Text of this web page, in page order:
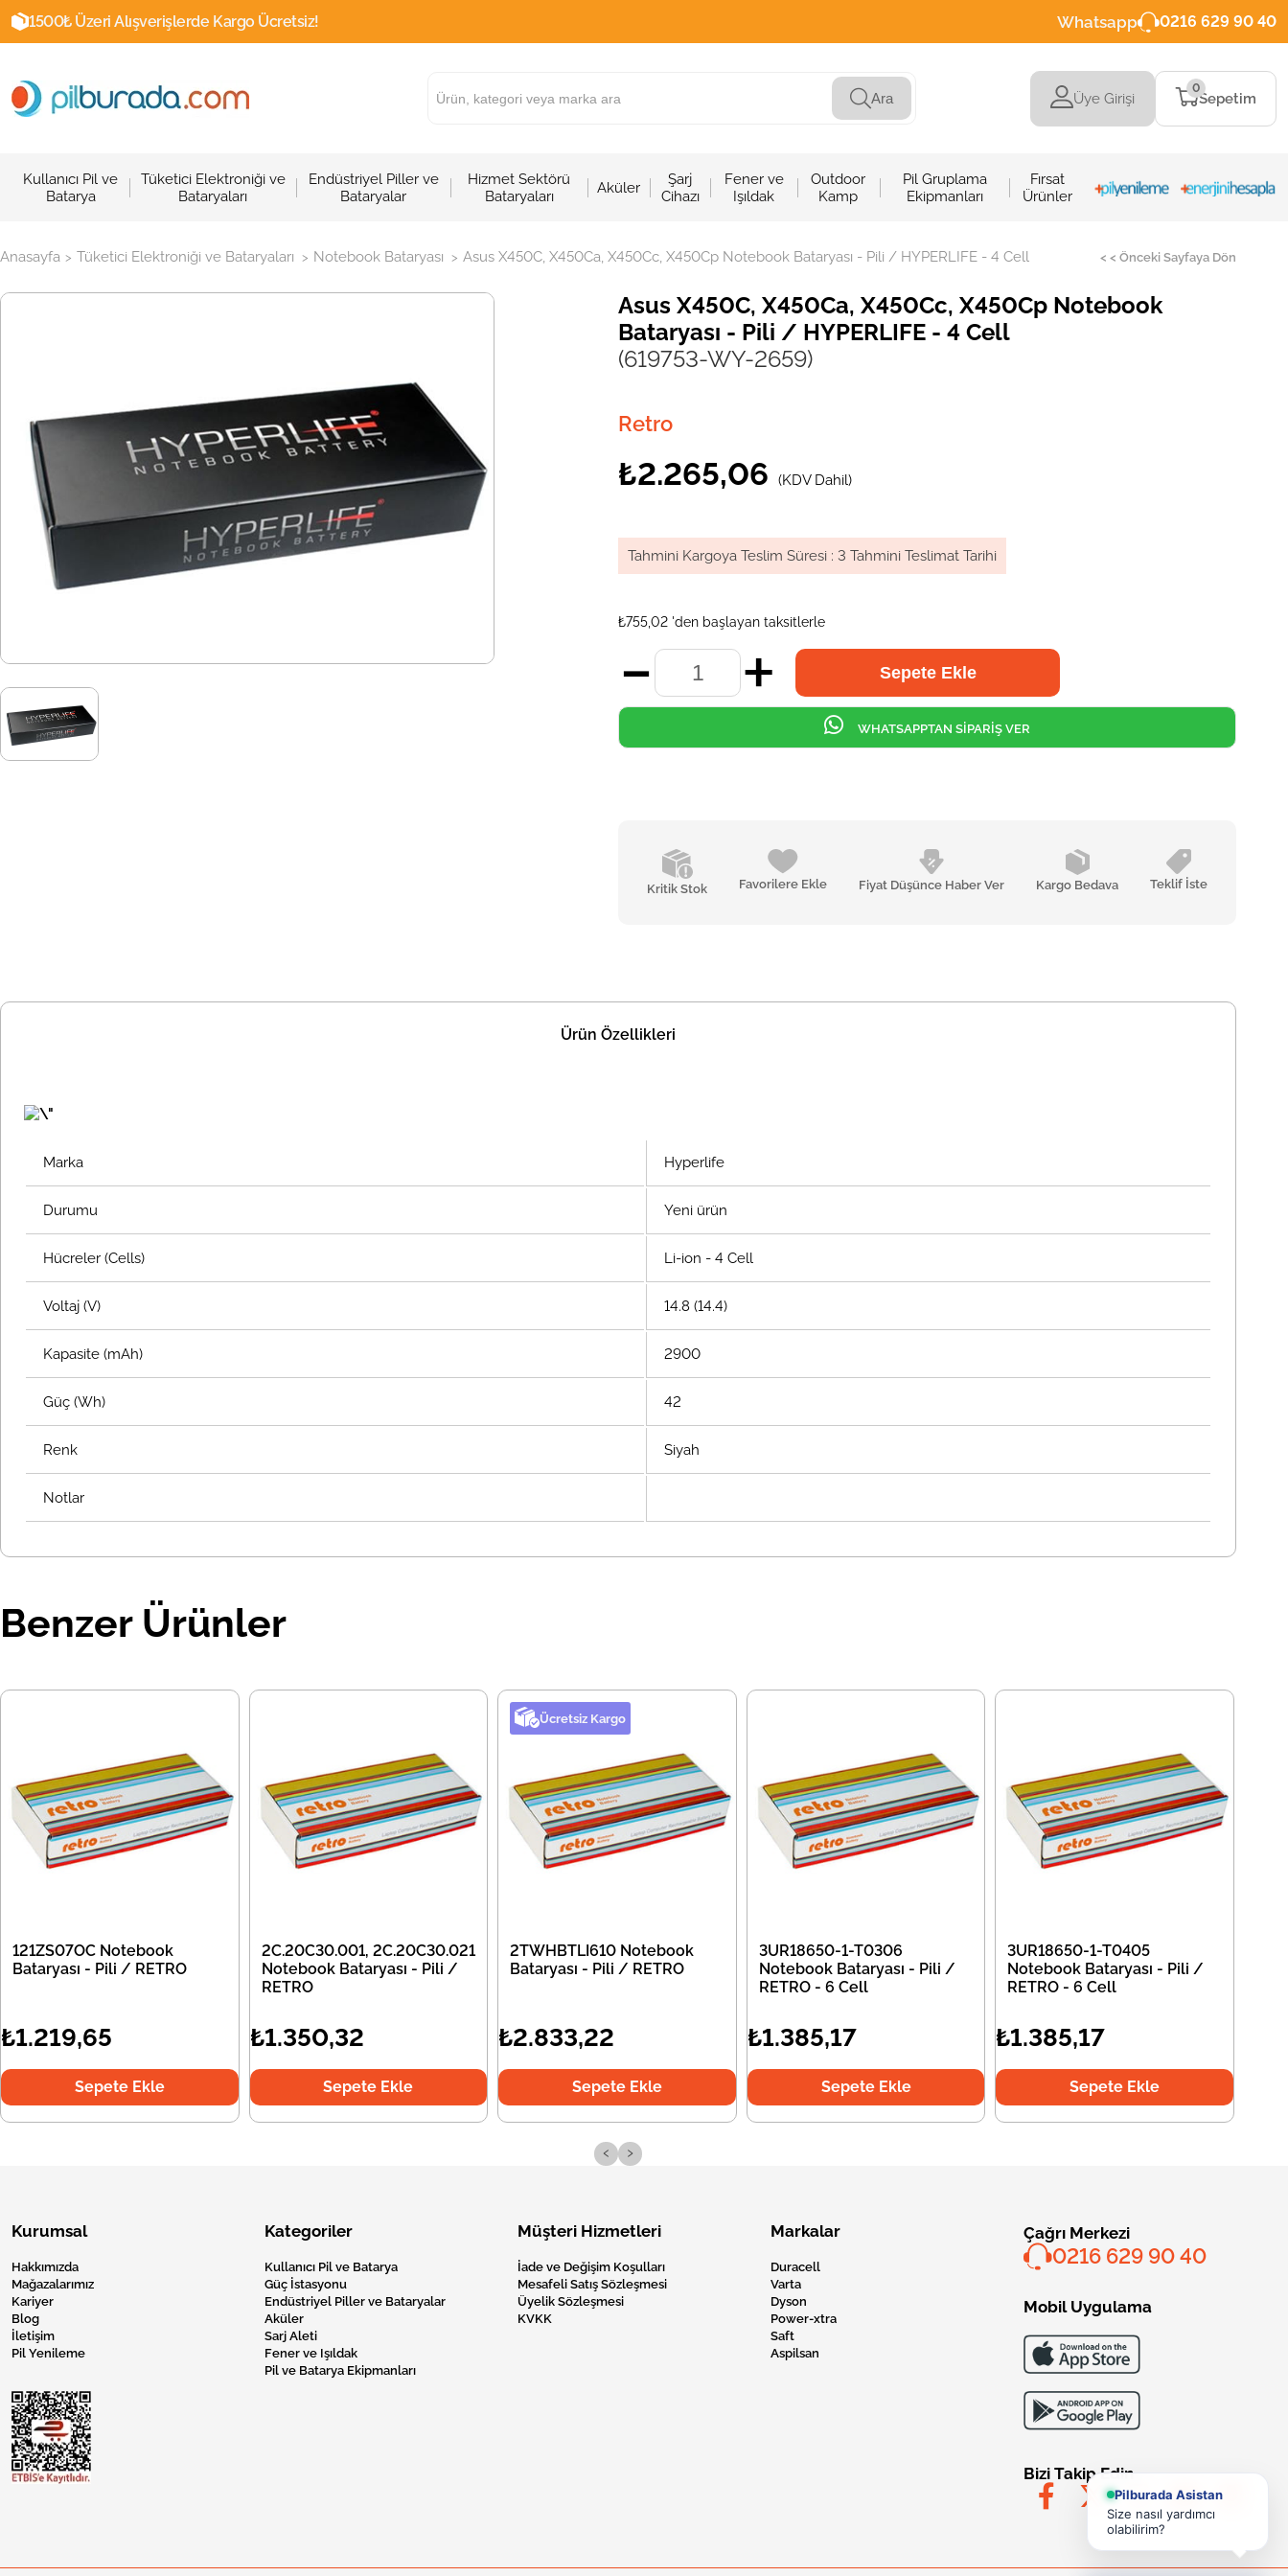
1500₺ Üzeri Alışverişlerde Kargo Ücretsiz! Whatsapp 0216 629 90 40
Ara Üye Girişi Sepetim
0
Kullanıcı Pil ve
Batarya
Tüketici Elektroniği ve
Bataryaları
Endüstriyel Piller ve
Bataryalar
Hizmet Sektörü
Bataryaları
Aküler
Şarj
Cihazı
Fener ve
Işıldak
Outdoor
Kamp
Pil Gruplama
Ekipmanları
Fırsat
Ürünler
Anasayfa > Tüketici Elektroniği ve Bataryaları > Notebook Bataryası > Asus X450C, X450Ca, X450Cc, X450Cp Notebook Bataryası - Pili / HYPERLIFE - 4 Cell < < Önceki Sayfaya Dön
Asus X450C, X450Ca, X450Cc, X450Cp Notebook
Bataryası - Pili / HYPERLIFE - 4 Cell
(619753-WY-2659)
Retro
₺2.265,06 (KDV Dahil)
Tahmini Kargoya Teslim Süresi : 3 Tahmini Teslimat Tarihi
₺755,02 'den başlayan taksitlerle
Kritik Stok Favorilere Ekle Fiyat Düşünce Haber Ver Kargo Bedava Teklif İste
WHATSAPPTAN SİPARİŞ VER
Ürün Özellikleri
Marka Hyperlife
Durumu Yeni ürün
Hücreler (Cells) Li-ion - 4 Cell
Voltaj (V) 14.8 (14.4)
Kapasite (mAh) 2900
Güç (Wh) 42
Renk Siyah
Notlar
Benzer Ürünler
121ZS07OC Notebook
Bataryası - Pili / RETRO
₺1.219,65
Sepete Ekle
2C.20C30.001, 2C.20C30.021
Notebook Bataryası - Pili /
RETRO
₺1.350,32
Sepete Ekle
Ücretsiz Kargo
2TWHBTLI610 Notebook
Bataryası - Pili / RETRO
₺2.833,22
Sepete Ekle
3UR18650-1-T0306
Notebook Bataryası - Pili /
RETRO - 6 Cell
₺1.385,17
Sepete Ekle
3UR18650-1-T0405
Notebook Bataryası - Pili /
RETRO - 6 Cell
₺1.385,17
Sepete Ekle
‹ ›
Kurumsal
Hakkımızda
Mağazalarımız
Kariyer
Blog
İletişim
Pil Yenileme
Kategoriler
Kullanıcı Pil ve Batarya
Güç İstasyonu
Endüstriyel Piller ve Bataryalar
Aküler
Sarj Aleti
Fener ve Işıldak
Pil ve Batarya Ekipmanları
Müşteri Hizmetleri
İade ve Değişim Koşulları
Mesafeli Satış Sözleşmesi
Üyelik Sözleşmesi
KVKK
Markalar
Duracell
Varta
Dyson
Power-xtra
Saft
Aspilsan
Çağrı Merkezi
0216 629 90 40
Mobil Uygulama
Bizi Takip Edin
Pilburada Asistan
Size nasıl yardımcı
olabilirim?